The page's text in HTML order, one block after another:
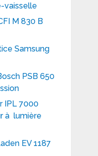
vaisselle
M 830 B
Samsung
PSB 650
IPL 7000
à lumière
EV 1187